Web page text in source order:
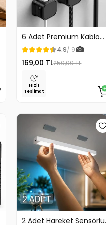
6 Adet Premium Kablo
Düzenleyici Kablo
Tutucu Mıknatıslı Kapak
Özellikli
4.9/ 9
169,00 TL250,00 TL
Hızlı
Teslimat
2 Adet Hareket Sensörlü